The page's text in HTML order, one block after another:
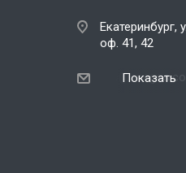
Екатеринбург,
оф. 41, 42
Показать